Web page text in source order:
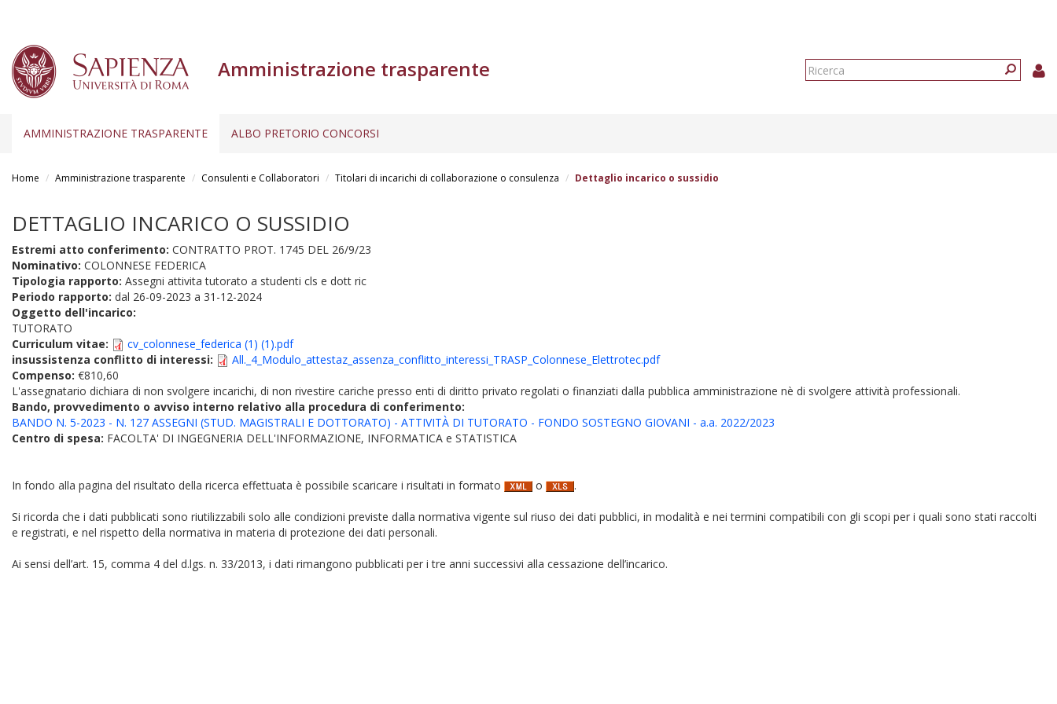
Amministrazione trasparente
Form
AMMINISTRAZIONE TRASPARENTE ALBO PRETORIO CONCORSI
Home Amministrazione trasparente Consulenti e Collaboratori Titolari di incarichi di collaborazione o consulenza Dettaglio incarico o sussidio
DETTAGLIO INCARICO O SUSSIDIO
Estremi atto conferimento: CONTRATTO PROT. 1745 DEL 26/9/23
Nominativo: COLONNESE FEDERICA
Tipologia rapporto: Assegni attivita tutorato a studenti cls e dott ric
Periodo rapporto: dal 26-09-2023 a 31-12-2024
Oggetto dell'incarico:
TUTORATO
Curriculum vitae:
cv_colonnese_federica (1) (1).pdf
insussistenza conflitto di interessi:
All._4_Modulo_attestaz_assenza_conflitto_interessi_TRASP_Colonnese_Elettrotec.pdf
Compenso: €810,60
L'assegnatario dichiara di non svolgere incarichi, di non rivestire cariche presso enti di diritto privato regolati o finanziati dalla pubblica amministrazione nè di svolgere attività professionali.
Bando, provvedimento o avviso interno relativo alla procedura di conferimento:
BANDO N. 5-2023 - N. 127 ASSEGNI (STUD. MAGISTRALI E DOTTORATO) - ATTIVITÀ DI TUTORATO - FONDO SOSTEGNO GIOVANI - a.a. 2022/2023
Centro di spesa: FACOLTA' DI INGEGNERIA DELL'INFORMAZIONE, INFORMATICA e STATISTICA
In fondo alla pagina del risultato della ricerca effettuata è possibile scaricare i risultati in formato o .
Si ricorda che i dati pubblicati sono riutilizzabili solo alle condizioni previste dalla normativa vigente sul riuso dei dati pubblici, in modalità e nei termini compatibili con gli scopi per i quali sono stati raccolti
e registrati, e nel rispetto della normativa in materia di protezione dei dati personali.
Ai sensi dell’art. 15, comma 4 del d.lgs. n. 33/2013, i dati rimangono pubblicati per i tre anni successivi alla cessazione dell’incarico.